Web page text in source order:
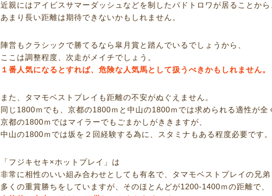
近親にはアイビスサマーダッシュなどを制したパドトロワが居ることから
あまり長い距離は期待できないかもしれません。
陣営もクラシックで勝てるなら皐月賞と踏んでいるでしょうから、
ここは調整程度、次走がメイチでしょう。
１番人気になるとすれば、危険な人気馬として扱うべきかもしれません。
また、タマモベストプレイも距離の不安がぬぐえません。
同じ1800ｍでも、京都の1800ｍと中山の1800ｍでは求められる適性が全
京都の1800ｍではマイラーでもごまかしがききますが、
中山の1800ｍでは坂を２回経験する為に、スタミナもある程度必要です
「フジキセキ×ホットプレイ」は
非常に相性のいい組み合わせとしても有名で、タマモベストプレイの兄
多くの重賞勝ちをしていますが、そのほとんどが1200-1400ｍの距離で、